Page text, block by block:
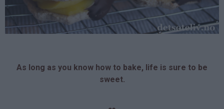
As long as you know how to bake, life is sure to be
sweet.